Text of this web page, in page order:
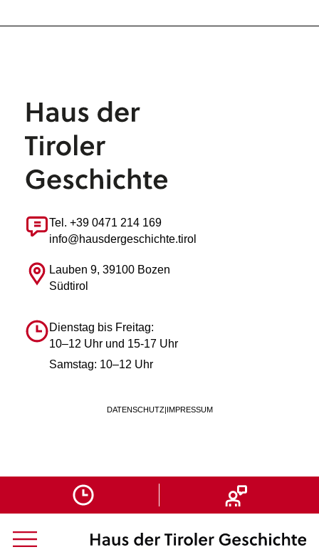
Tel. +39 0471 214 169
info@hausdergeschichte.tirol
Lauben 9, 39100 Bozen
Südtirol
Dienstag bis Freitag:
10–12 Uhr und 15-17 Uhr
Samstag: 10–12 Uhr
DATENSCHUTZ|IMPRESSUM